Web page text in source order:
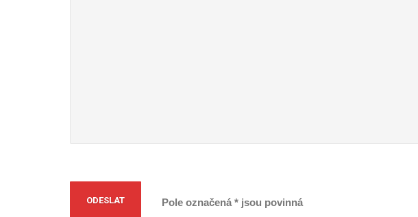
Pole označená * jsou povinná